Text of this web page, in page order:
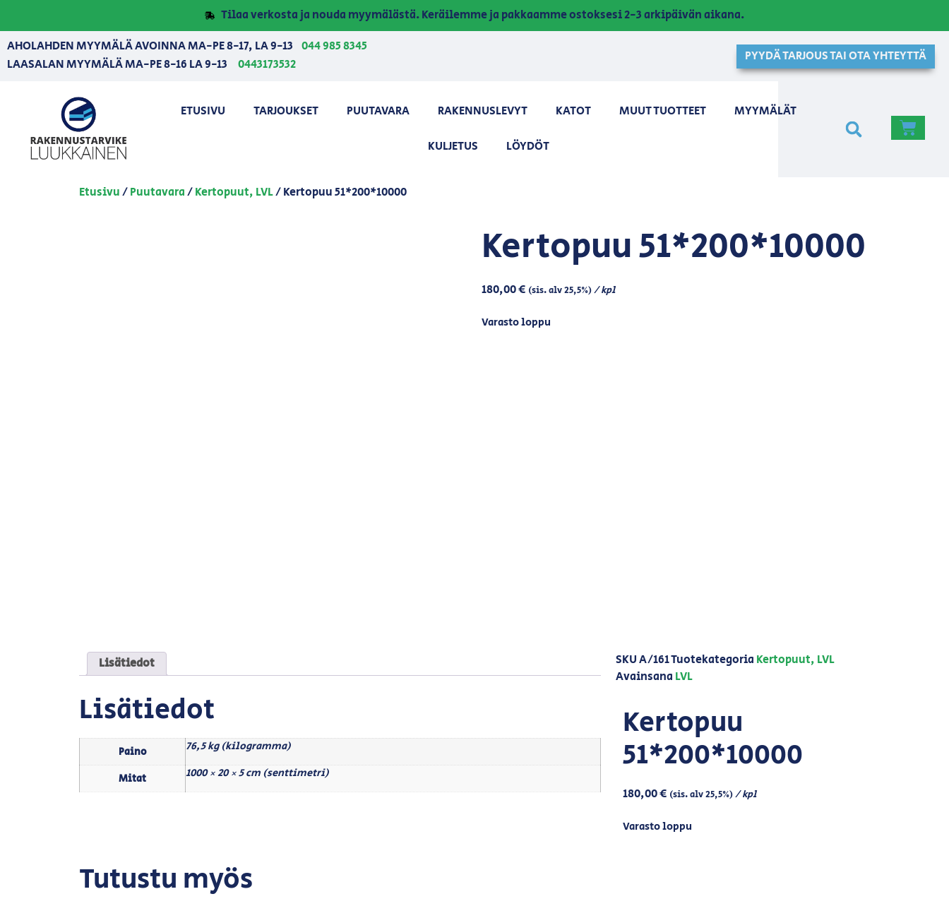
Tilaa verkosta ja nouda myymälästä. Keräilemme ja pakkaamme ostoksesi 2-3 arkipäivän aikana.
AHOLAHDEN MYYMÄLÄ AVOINNA MA-PE 8-17, LA 9-13 044 985 8345
LAASALAN MYYMÄLÄ MA-PE 8-16 LA 9-13
0443173532
PYYDÄ TARJOUS TAI OTA YHTEYTTÄ
ETUSIVU TARJOUKSET PUUTAVARA RAKENNUSLEVYT KATOT MUUT TUOTTEET MYYMÄLÄT
KULJETUS LÖYDÖT
Etusivu/Puutavara/Kertopuut, LVL/ Kertopuu 51*200*10000
Kertopuu 51*200*10000
180,00€ (sis. alv 25,5%)/ kpl
Varasto loppu
Lisätiedot
Lisätiedot
Paino 76,5 kg (kilogramma)
Mitat 1000 × 20 × 5 cm (senttimetri)
SKUA/161Tuotekategoria Kertopuut, LVL
Avainsana LVL
Kertopuu
51*200*10000
180,00€ (sis. alv 25,5%)/ kpl
Varasto loppu
Tutustu myös